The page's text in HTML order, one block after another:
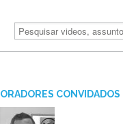
ORADORES CONVIDADOS